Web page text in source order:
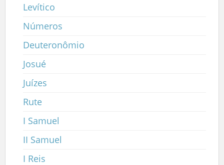
Levítico
Números
Deuteronômio
Josué
Juízes
Rute
I Samuel
II Samuel
I Reis